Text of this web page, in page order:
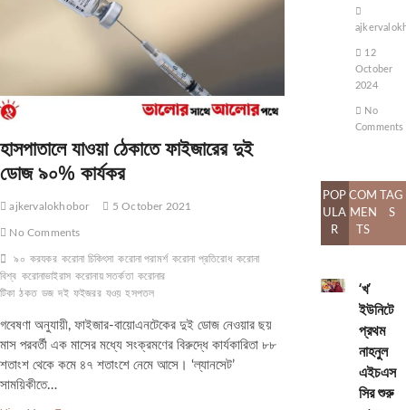
আমিরাতের
হাসপাতালে যাওয়া ঠেকাতে ফাইজারের দুই
ডোজ ৯০% কার্যকর
ajkervalokhobor 5 October 2021
No Comments
৯০ করযকর করোনা চিকিৎসা করোনা পরামর্শ করোনা প্রতিরোধ করোনা
বিশ্ব করোনাভাইরাস করোনায় সতর্কতা করোনার
টিকা ঠকত ডজ দই ফইজরর যওয় হসপতল
গবেষণা অনুযায়ী, ফাইজার-বায়োএনটেকের দুই ডোজ নেওয়ার ছয়
মাস পরবর্তী এক মাসের মধ্যে সংক্রমণের বিরুদ্ধে কার্যকারিতা ৮৮
শতাংশ থেকে কমে ৪৭ শতাংশে নেমে আসে। ‘ল্যানসেট’
সাময়িকীতে…
12
October
2024
No
Comments
POP
ULA
R
COM
MEN
TS
TAG
S
‘খ’
ইউনিটে
প্রথম
নাহনুল
এইচএস
সির শুরু